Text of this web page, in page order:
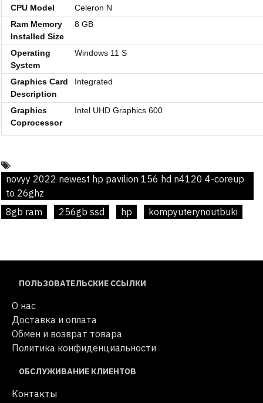
CPU Model
Celeron N
Ram Memory
Installed Size
8 GB
Operating
System
Windows 11 S
Graphics Card
Description
Integrated
Graphics
Coprocessor
Intel UHD Graphics 600
novyy 2022 newest hp pavilion 156 hd n4120 4-coreup
to 26ghz
8gb ram
256gb ssd hp kompyuterynoutbuki
ПОЛЬЗОВАТЕЛЬСКИЕ ССЫЛКИ
О нас
Доставка и оплата
Обмен и возврат товара
Политика конфиденциальности
ОБСЛУЖИВАНИЕ КЛИЕНТОВ
Контакты